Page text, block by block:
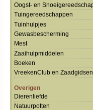
Oogst- en
Tuingereedschappen
Tuinhulpjes
Gewasbescherming
Mest
Zaaihulpmiddelen
Boeken
VreekenClub en Zaadgidsen
Overigen
Dierenliefde
Natuurpotten